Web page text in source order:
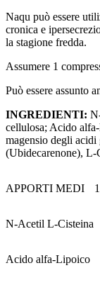
Naqu può essere
cronica e
la stagione fredda.
Assumere 1
Può essere assunto
INGREDIENTI:
cellulosa; Acido
magensio degli
(Ubidecarenone),
APPORTI MEDI
N-Acetil L-Cisteina
Acido alfa-Lipoico